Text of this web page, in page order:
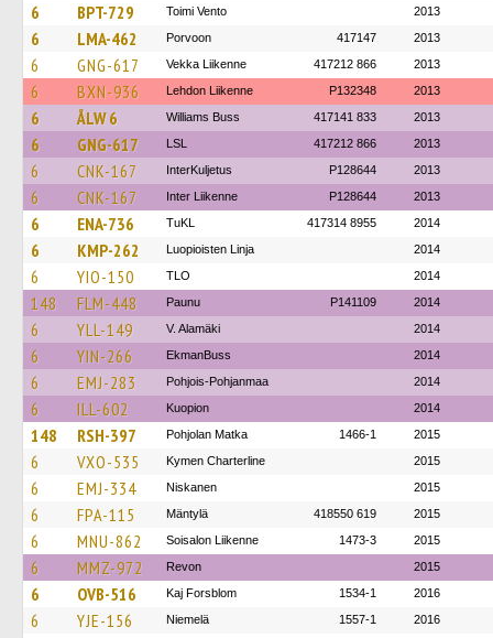
6 BPT-729 Toimi Vento 2013
6 LMA-462 Porvoon 417147 2013
6 GNG-617 Vekka Liikenne 417212 866 2013
6 BXN-936 Lehdon Liikenne P132348 2013
6 ÅLW 6 Williams Buss 417141 833 2013
6 GNG-617 LSL 417212 866 2013
6 CNK-167 InterKuljetus P128644 2013
6 CNK-167 Inter Liikenne P128644 2013
6 ENA-736 TuKL 417314 8955 2014
6 KMP-262 Luopioisten Linja 2014
6 YIO-150 TLO 2014
148 FLM-448 Paunu P141109 2014
6 YLL-149 V. Alamäki 2014
6 YIN-266 EkmanBuss 2014
6 EMJ-283 Pohjois-Pohjanmaa 2014
6 ILL-602 Kuopion 2014
148 RSH-397 Pohjolan Matka 1466-1 2015
6 VXO-535 Kymen Charterline 2015
6 EMJ-334 Niskanen 2015
6 FPA-115 Mäntylä 418550 619 2015
6 MNU-862 Soisalon Liikenne 1473-3 2015
6 MMZ-972 Revon 2015
6 OVB-516 Kaj Forsblom 1534-1 2016
6 YJE-156 Niemelä 1557-1 2016